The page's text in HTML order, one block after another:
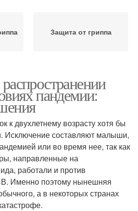
Защита от гриппа
пандемии:
к двухлетнему возрасту хотя бы
Исключение составляют малыши,
или во время нее, так как
направленные на
работали и против
Именно поэтому нынешняя
а в некоторых странах